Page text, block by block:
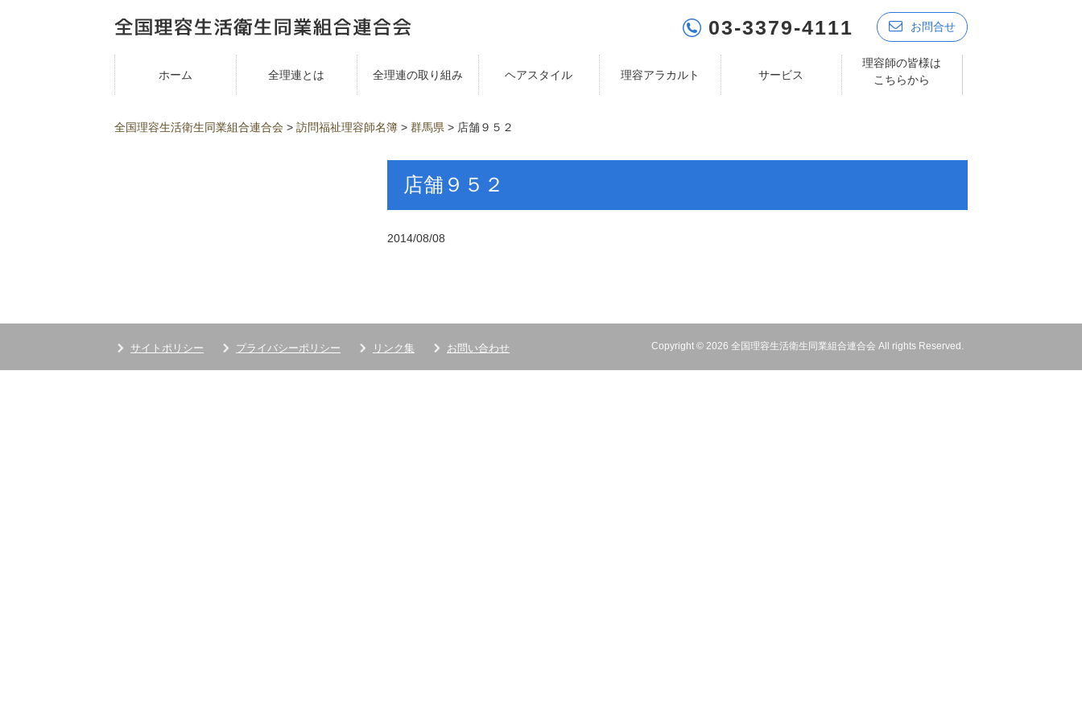
03-3379-4111 お問合せ
ホーム 全理連とは 全理連の取り組み ヘアスタイル 理容アラカルト サービス
理容師の皆様は
こちらから
全国理容生活衛生同業組合連合会 > 訪問福祉理容師名簿 > 群馬県 > 店舗９５２
店舗９５２
2014/08/08
サイトポリシー プライバシーポリシー リンク集 お問い合わせ Copyright © 2026 全国理容生活衛生同業組合連合会 All rights Reserved.